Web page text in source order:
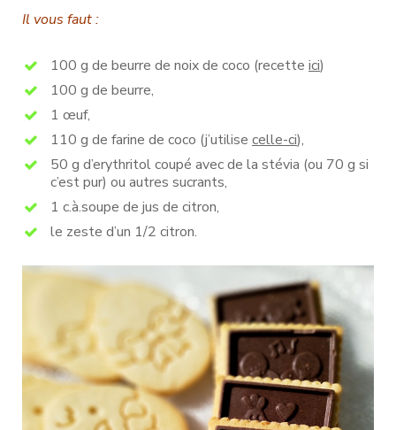
Il vous faut :
100 g de beurre de noix de coco (recette ici)
100 g de beurre,
1 œuf,
110 g de farine de coco (j’utilise celle-ci),
50 g d’erythritol coupé avec de la stévia (ou 70 g si
c’est pur) ou autres sucrants,
1 c.à.soupe de jus de citron,
le zeste d’un 1/2 citron.